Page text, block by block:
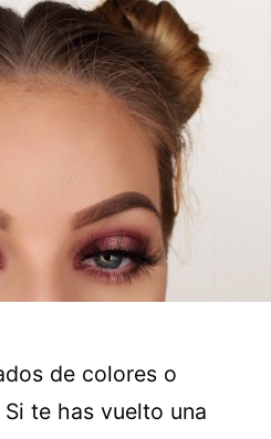
de colores o
te has vuelto una